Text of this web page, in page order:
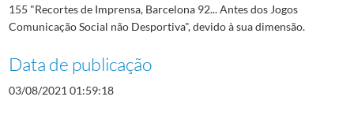
155 "Recortes de Imprensa, Barcelona 92... Antes dos Jogos
Comunicação Social não Desportiva", devido à sua dimensão.
Data de publicação
03/08/2021 01:59:18